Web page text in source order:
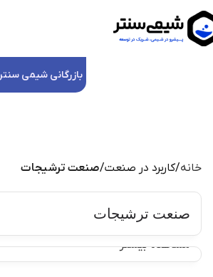
بازرگانی شیمی سنتر
خانه کاربرد در صنعت صنعت ترشیجات
صنعت ترشیجات
مشاهده بیشتر